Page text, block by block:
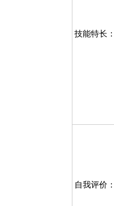
技能特长：
自我评价：